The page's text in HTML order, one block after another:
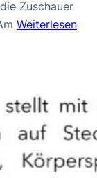
Zuschauer
Weiterlesen